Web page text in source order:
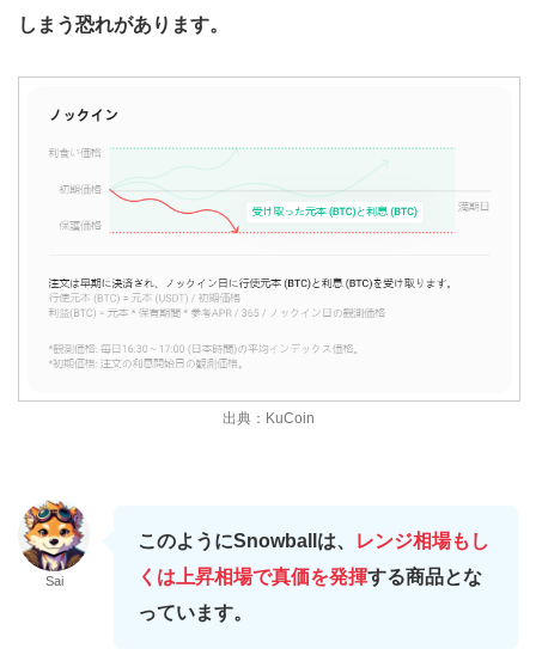
しまう恐れがあります。
出典：KuCoin
Sai
このようにSnowballは、
レンジ相場もし
くは上昇相場で真価を発揮する商品とな
っています。